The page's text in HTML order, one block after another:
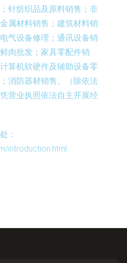
针纺织品及原料销售；非
属材料销售；建筑材料销
气设备修理；通讯设备销
肉批发；家具零配件销
算机软硬件及辅助设备零
消防器材销售。（除依法
营业执照依法自主开展经
：
introduction.html